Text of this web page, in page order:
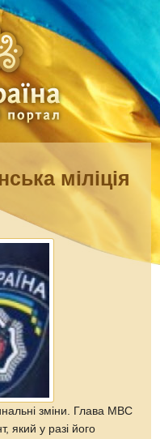
міліція
зміни. Глава МВС
який у разі його